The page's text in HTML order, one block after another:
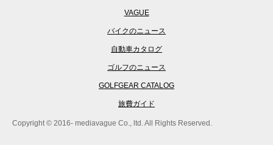
VAGUE
バイクのニュース
自動車カタログ
ゴルフのニュース
GOLFGEAR CATALOG
旅費ガイド
Copyright © 2016- mediavague Co., ltd. All Rights Reserved.